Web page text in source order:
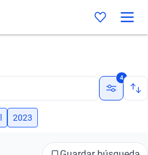
4
2023